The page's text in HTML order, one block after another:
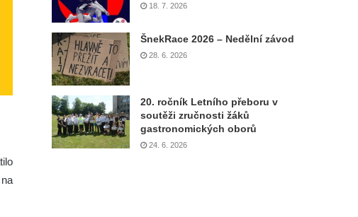
18. 7. 2026
ŠnekRace 2026 – Nedělní závod
28. 6. 2026
20. ročník Letního přeboru v
soutěži zručnosti žáků
gastronomických oborů
24. 6. 2026